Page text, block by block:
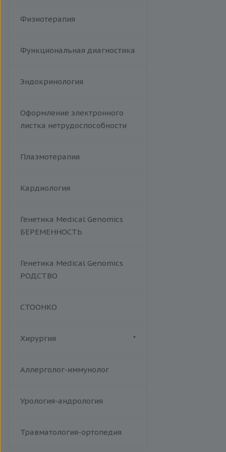
Гемолитический стрептококк
Физиотерапия
Функциональная диагностика
Эндокринология
Оформление электронного
листка нетрудоспособности
Плазмотерапия
Кардиология
Генетика Medical Genomics
БЕРЕМЕННОСТЬ
Генетика Medical Genomics
РОДСТВО
СТООНКО
Хирургия
Аллерголог-иммунолог
Урология-андрология
Травматология-ортопедия